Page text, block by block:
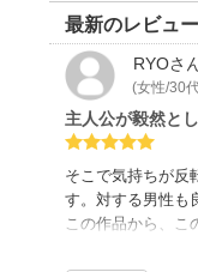
最新のレビュー
RYOさ
(女性/30
主人公が毅然と
そこで気持ちが反
す。対する男性も
この作品から、